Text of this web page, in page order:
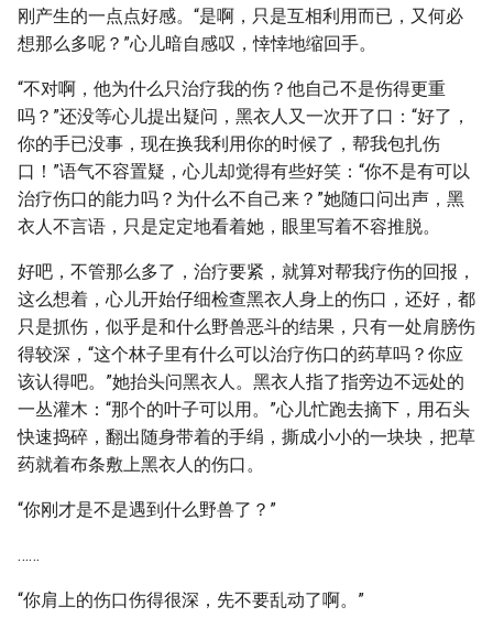
刚产生的一点点好感。“是啊，只是互相利用而已，又何必
想那么多呢？”心儿暗自感叹，悻悻地缩回手。
“不对啊，他为什么只治疗我的伤？他自己不是伤得更重
吗？”还没等心儿提出疑问，黑衣人又一次开了口：“好了，
你的手已没事，现在换我利用你的时候了，帮我包扎伤
口！”语气不容置疑，心儿却觉得有些好笑：“你不是有可以
治疗伤口的能力吗？为什么不自己来？”她随口问出声，黑
衣人不言语，只是定定地看着她，眼里写着不容推脱。
好吧，不管那么多了，治疗要紧，就算对帮我疗伤的回报，
这么想着，心儿开始仔细检查黑衣人身上的伤口，还好，都
只是抓伤，似乎是和什么野兽恶斗的结果，只有一处肩膀伤
得较深，“这个林子里有什么可以治疗伤口的药草吗？你应
该认得吧。”她抬头问黑衣人。黑衣人指了指旁边不远处的
一丛灌木：“那个的叶子可以用。”心儿忙跑去摘下，用石头
快速捣碎，翻出随身带着的手绢，撕成小小的一块块，把草
药就着布条敷上黑衣人的伤口。
“你刚才是不是遇到什么野兽了？”
……
“你肩上的伤口伤得很深，先不要乱动了啊。”